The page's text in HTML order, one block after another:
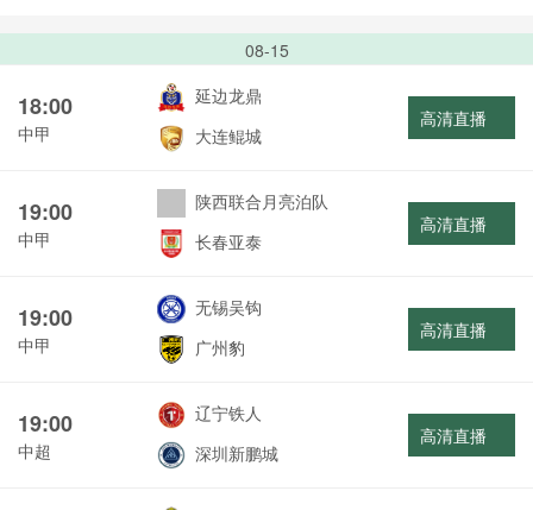
08-15
18:00
中甲
延边龙鼎
大连鲲城
高清直播
19:00
中甲
陕西联合月亮泊队
长春亚泰
高清直播
19:00
中甲
无锡吴钩
广州豹
高清直播
19:00
中超
辽宁铁人
深圳新鹏城
高清直播